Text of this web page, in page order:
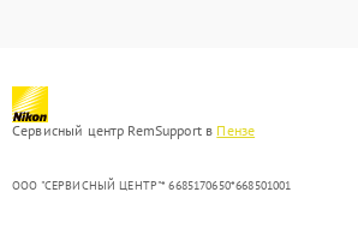
Сервисный центр RemSupport в Пензе
ООО "СЕРВИСНЫЙ ЦЕНТР"* 6685170650*668501001